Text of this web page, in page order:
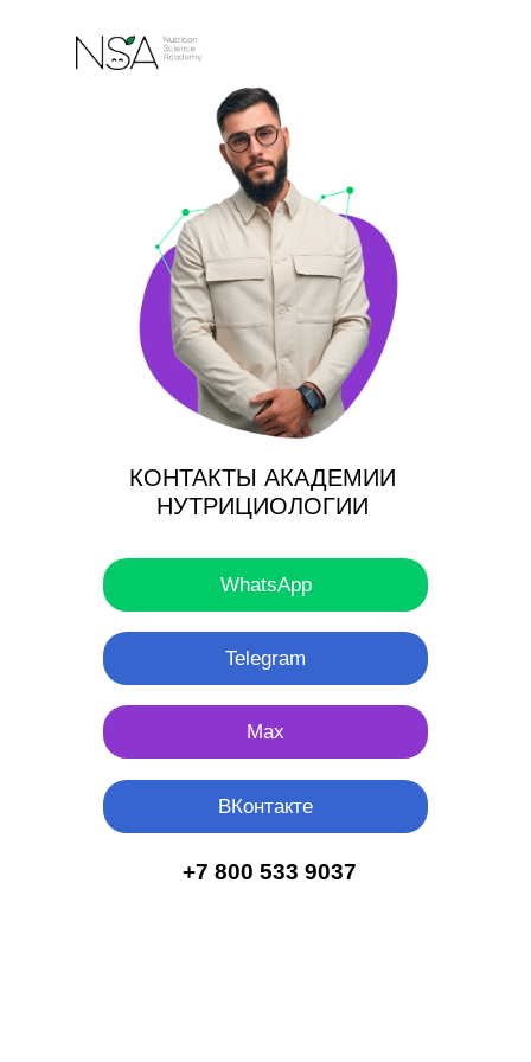
КОНТАКТЫ АКАДЕМИИ
НУТРИЦИОЛОГИИ
+7 800 533 9037
WhatsApp
ВКонтакте
Мах
Telegram